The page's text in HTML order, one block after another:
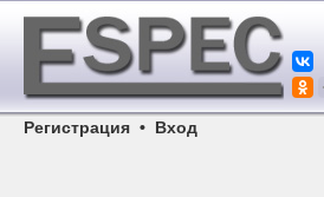
Регистрация • Вход